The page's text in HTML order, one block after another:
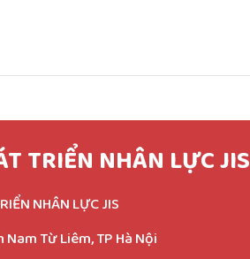
TRIỂN NHÂN LỰC JIS
NHÂN LỰC JIS
Từ Liêm, TP Hà Nội